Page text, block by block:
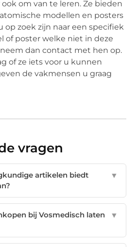
om van te leren. Ze bieden
modellen en posters
op zoek zijn naar een specifiek
of poster welke niet in deze
dan contact met hen op.
of ze iets voor u kunnen
de vakmensen u graag
vragen
artikelen biedt
▼
bij Vosmedisch laten
▼